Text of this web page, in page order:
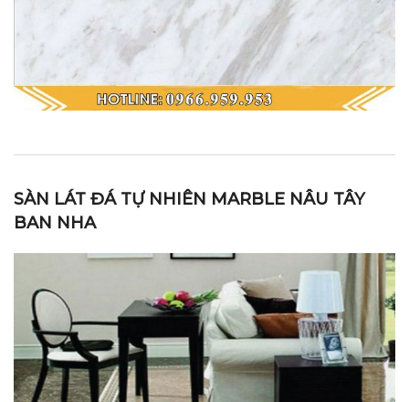
SÀN LÁT ĐÁ TỰ NHIÊN MARBLE NÂU TÂY
BAN NHA